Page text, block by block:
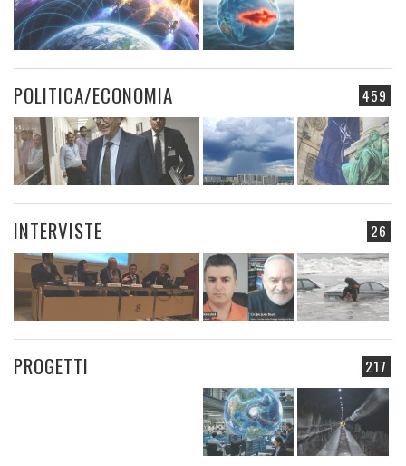
459
POLITICA/ECONOMIA
26
INTERVISTE
217
PROGETTI